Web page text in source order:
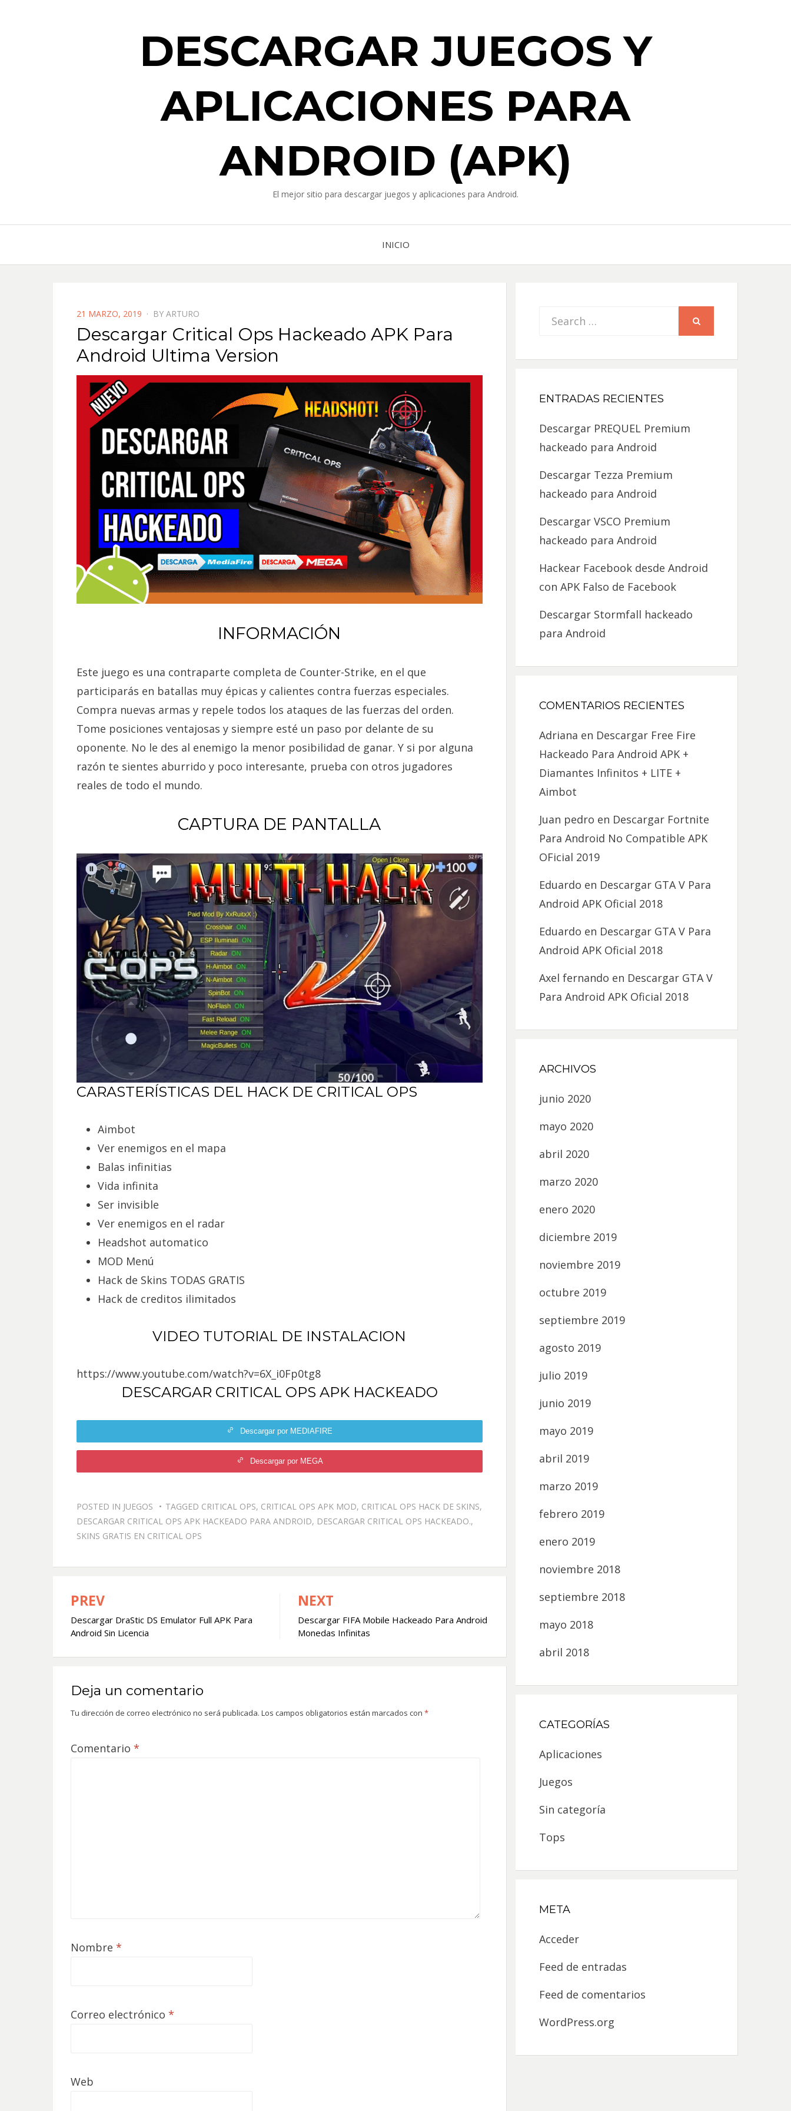
DESCARGAR JUEGOS Y
APLICACIONES PARA
ANDROID (APK)
El mejor sitio para descargar juegos y aplicaciones para Android.
INICIO
POSTED
ON
21 MARZO, 2019 BY ARTURO
Descargar Critical Ops Hackeado APK Para
Android Ultima Version
INFORMACIÓN
Este juego es una contraparte completa de Counter-Strike, en el que
participarás en batallas muy épicas y calientes contra fuerzas especiales.
Compra nuevas armas y repele todos los ataques de las fuerzas del orden.
Tome posiciones ventajosas y siempre esté un paso por delante de su
oponente. No le des al enemigo la menor posibilidad de ganar. Y si por alguna
razón te sientes aburrido y poco interesante, prueba con otros jugadores
reales de todo el mundo.
CAPTURA DE PANTALLA
CARASTERÍSTICAS DEL HACK DE CRITICAL OPS
Aimbot
Ver enemigos en el mapa
Balas infinitias
Vida infinita
Ser invisible
Ver enemigos en el radar
Headshot automatico
MOD Menú
Hack de Skins TODAS GRATIS
Hack de creditos ilimitados
VIDEO TUTORIAL DE INSTALACION
https://www.youtube.com/watch?v=6X_i0Fp0tg8
DESCARGAR CRITICAL OPS APK HACKEADO
Descargar por MEDIAFIRE
Descargar por MEGA
POSTED IN JUEGOS TAGGED CRITICAL OPS, CRITICAL OPS APK MOD, CRITICAL OPS HACK DE SKINS,
DESCARGAR CRITICAL OPS APK HACKEADO PARA ANDROID, DESCARGAR CRITICAL OPS HACKEADO.,
SKINS GRATIS EN CRITICAL OPS
Navegación
de
PREV
Descargar DraStic DS Emulator Full APK Para
Android Sin Licencia
NEXT
Descargar FIFA Mobile Hackeado Para Android
Monedas Infinitas
Deja un comentario
Tu dirección de correo electrónico no será publicada. Los campos obligatorios están marcados con *
Comentario *
Nombre *
Correo electrónico *
Web
Search
ENTRADAS RECIENTES
Descargar PREQUEL Premium
hackeado para Android
Descargar Tezza Premium
hackeado para Android
Descargar VSCO Premium
hackeado para Android
Hackear Facebook desde Android
con APK Falso de Facebook
Descargar Stormfall hackeado
para Android
COMENTARIOS RECIENTES
Adriana en Descargar Free Fire
Hackeado Para Android APK +
Diamantes Infinitos + LITE +
Aimbot
Juan pedro en Descargar Fortnite
Para Android No Compatible APK
OFicial 2019
Eduardo en Descargar GTA V Para
Android APK Oficial 2018
Eduardo en Descargar GTA V Para
Android APK Oficial 2018
Axel fernando en Descargar GTA V
Para Android APK Oficial 2018
ARCHIVOS
junio 2020
mayo 2020
abril 2020
marzo 2020
enero 2020
diciembre 2019
noviembre 2019
octubre 2019
septiembre 2019
agosto 2019
julio 2019
junio 2019
mayo 2019
abril 2019
marzo 2019
febrero 2019
enero 2019
noviembre 2018
septiembre 2018
mayo 2018
abril 2018
CATEGORÍAS
Aplicaciones
Juegos
Sin categoría
Tops
META
Acceder
Feed de entradas
Feed de comentarios
WordPress.org